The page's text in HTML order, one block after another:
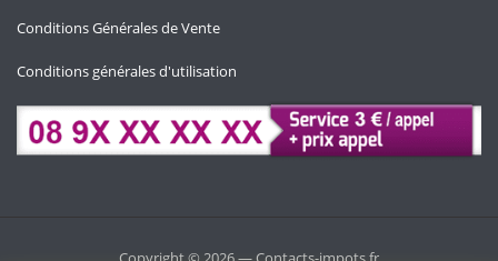
Conditions Générales de Vente
Conditions générales d'utilisation